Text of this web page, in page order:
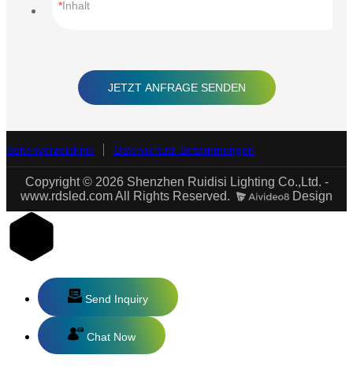
Inhalt
JETZT ANFRAGE SENDEN
Seitenverzeichnis Datenschutz-Bestimmungen
Copyright © 2026 Shenzhen Ruidisi Lighting Co.,Ltd. -
www.rdsled.com All Rights Reserved.
Design
Send Inquiry
Chat Now